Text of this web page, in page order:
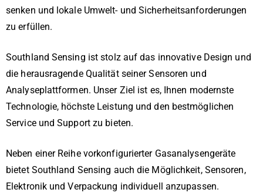
senken und lokale Umwelt- und Sicherheitsanforderungen
zu erfüllen.
Southland Sensing ist stolz auf das innovative Design und
die herausragende Qualität seiner Sensoren und
Analyseplattformen. Unser Ziel ist es, Ihnen modernste
Technologie, höchste Leistung und den bestmöglichen
Service und Support zu bieten.
Neben einer Reihe vorkonfigurierter Gasanalysengeräte
bietet Southland Sensing auch die Möglichkeit, Sensoren,
Elektronik und Verpackung individuell anzupassen.